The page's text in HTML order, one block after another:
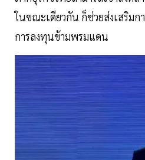
ในขณะเดียวกัน ก็ช่วยส่งเสริม
การลงทุนข้ามพรมแดน